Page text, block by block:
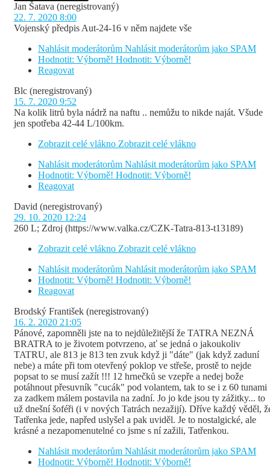
Jan Šatava (neregistrovaný)
22. 7. 2020 8:00
Vojenský předpis Aut-24-16 v něm najdete vše
Nahlásit moderátorům Nahlásit moderátorům jako SPAM
Hodnotit: Výborně! Hodnotit: Výborně!
Reagovat
Blc (neregistrovaný)
15. 7. 2020 9:52
Na kolik litrů byla nádrž na naftu .. nemůžu to nikde naját. Všude
jen spotřeba 42-44 L/100km.
Zobrazit celé vlákno Zobrazit celé vlákno
Nahlásit moderátorům Nahlásit moderátorům jako SPAM
Hodnotit: Výborně! Hodnotit: Výborně!
Reagovat
David (neregistrovaný)
29. 10. 2020 12:24
260 L; Zdroj (https://www.valka.cz/CZK-Tatra-813-t13189)
Zobrazit celé vlákno Zobrazit celé vlákno
Nahlásit moderátorům Nahlásit moderátorům jako SPAM
Hodnotit: Výborně! Hodnotit: Výborně!
Reagovat
Brodský František (neregistrovaný)
16. 2. 2020 21:05
Pánové, zapomněli jste na to nejdůležitější že TATRA NEZNÁ
BRATRA to je životem potvrzeno, ať se jedná o jakoukoliv
TATRU, ale 813 je 813 ten zvuk když ji "dáte" (jak když zaduní
nebe) a máte při tom otevřený poklop ve střeše, prostě to nejde
popsat to se musí zažít !!! 12 hrnečků se vzepře a nedej bože
potáhnout přesuvník "cucák" pod volantem, tak to se i z 60 tunami
za zadkem málem postavila na zadní. Jo jo kde jsou ty zážitky... to
už dnešní šoféři (i v nových Tatrách nezažijí). Dříve každý věděl,
Tatřenka jede, napřed uslyšel a pak uviděl. Je to nostalgické, ale
krásné a nezapomenutelné co jsme s ní zažili, Tatřenkou.
Nahlásit moderátorům Nahlásit moderátorům jako SPAM
Hodnotit: Výborně! Hodnotit: Výborně!